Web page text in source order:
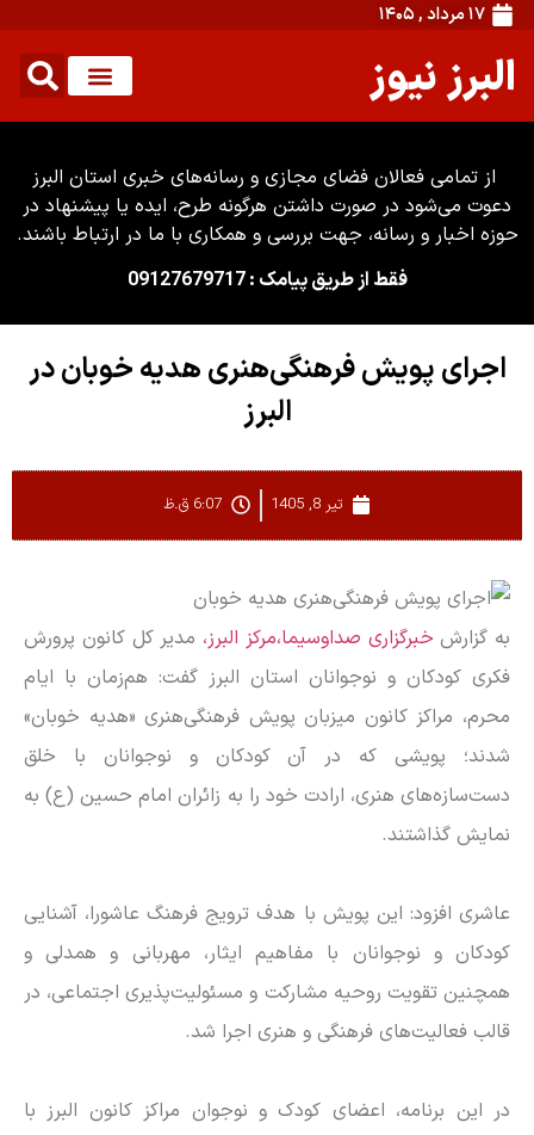
۱۷ مرداد , ۱۴۰۵
البرز نیوز
از تمامی فعالان فضای مجازی و رسانه‌های خبری استان البرز
دعوت می‌شود در صورت داشتن هرگونه طرح، ایده یا پیشنهاد در
حوزه اخبار و رسانه، جهت بررسی و همکاری با ما در ارتباط باشند.
فقط از طریق پیامک : 09127679717
اجرای پویش فرهنگی‌هنری هدیه خوبان در
البرز
تیر 8, 1405 6:07 ق.ظ
به گزارش خبرگزاری صداوسیما،مرکز البرز، مدیر کل کانون پرورش
فکری کودکان و نوجوانان استان البرز گفت: هم‌زمان با ایام
محرم، مراکز کانون میزبان پویش فرهنگی‌هنری «هدیه خوبان»
شدند؛ پویشی که در آن کودکان و نوجوانان با خلق
دست‌سازه‌های هنری، ارادت خود را به زائران امام حسین (ع) به
نمایش گذاشتند.
عاشری افزود: این پویش با هدف ترویج فرهنگ عاشورا، آشنایی
کودکان و نوجوانان با مفاهیم ایثار، مهربانی و همدلی و
همچنین تقویت روحیه مشارکت و مسئولیت‌پذیری اجتماعی، در
قالب فعالیت‌های فرهنگی و هنری اجرا شد.
در این برنامه، اعضای کودک و نوجوان مراکز کانون البرز با